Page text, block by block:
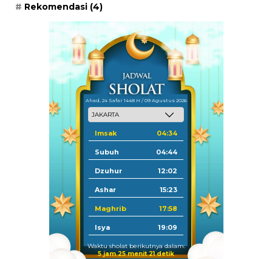
Rekomendasi (4)
Ahad, 24 Safar 1448 H / 09 Agustus 2026
Imsak 04:34
Subuh 04:44
Dzuhur 12:02
Ashar 15:23
Maghrib 17:58
Isya 19:09
Waktu sholat berikutnya dalam:
5 jam 25 menit 20 detik